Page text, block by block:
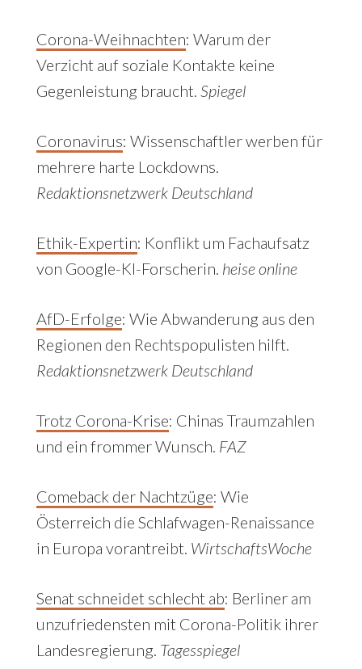
Corona-Weihnachten: Warum der
Verzicht auf soziale Kontakte keine
Gegenleistung braucht. Spiegel
Coronavirus: Wissenschaftler werben für
mehrere harte Lockdowns.
Redaktionsnetzwerk Deutschland
Ethik-Expertin: Konflikt um Fachaufsatz
von Google-KI-Forscherin. heise online
AfD-Erfolge: Wie Abwanderung aus den
Regionen den Rechtspopulisten hilft.
Redaktionsnetzwerk Deutschland
Trotz Corona-Krise: Chinas Traumzahlen
und ein frommer Wunsch. FAZ
Comeback der Nachtzüge: Wie
Österreich die Schlafwagen-Renaissance
in Europa vorantreibt. WirtschaftsWoche
Senat schneidet schlecht ab: Berliner am
unzufriedensten mit Corona-Politik ihrer
Landesregierung. Tagesspiegel